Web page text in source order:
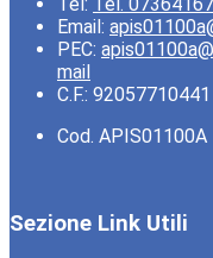
Email:
PEC:
mail
C.F.: 92057710441
Cod. APIS01100A
Sezione Link Utili